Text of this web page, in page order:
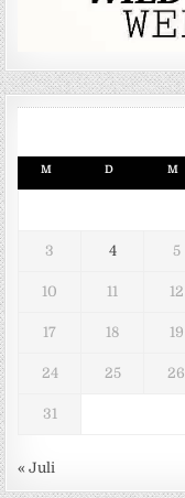
M D M
3 4 5
10 11 12
17 18 19
24 25 26
31
« Juli